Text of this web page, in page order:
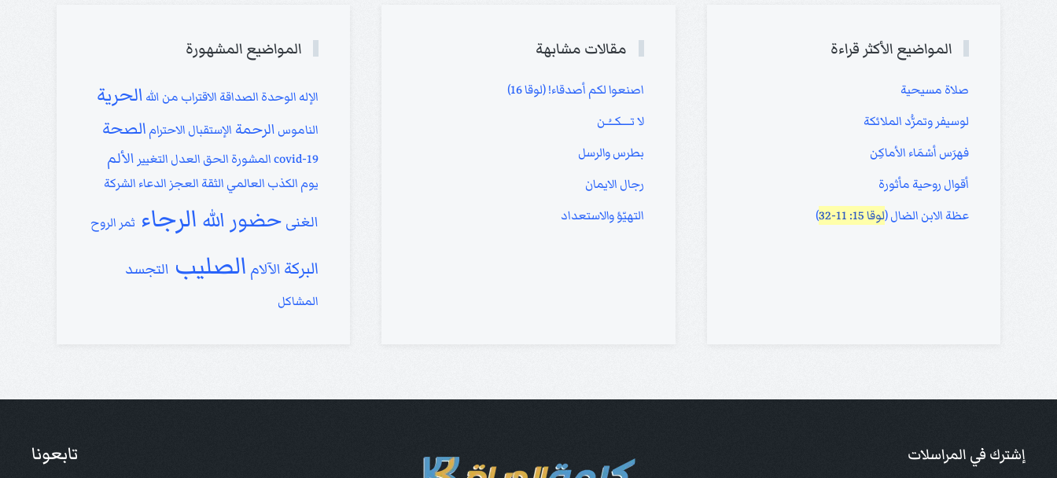
المواضيع الأكثر قراءة
صلاة مسيحية
لوسيفر وتمرُّد الملائكة
فهرَس أسْمَاء الأماكِن
أقوال روحية مأثورة
عظة الابن الضال (لوقا 15: 11-32 )
مقالات مشابهة
اصنعوا لكم أصدقاء! (لوقا 16)
لا تــــكـــُـن
بطرس والرسل
رجال الايمان
التهيّؤ والاستعداد
المواضيع المشهورة
الإله الوحدة الصداقة الاقتراب من الله الحرية
الناموس الرحمة الإستقبال الاحترام الصحة
covid-19المشورة الحق العدل التغيير الألم
يوم الكذب العالمي الثقة العجز الدعاء الشركة
الغنى حضور الله الرجاء ثمر الروح
البركة الآلام الصليب التجسد
المشاكل
إشترك في المراسلات تابعونا